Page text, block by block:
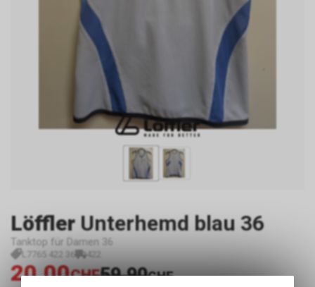
Löffler Unterhemd blau 36
Tanktop für Damen 36
L7765 422 36 422
20.00CHF59.90CHF